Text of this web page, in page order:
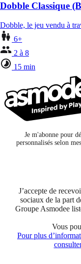
Dobble Classique
Dobble, le jeu vendu à
6+
2 à 8
15 min
Je m'abonne pour
personnalisés selon
J’accepte de
sociaux de la part
Groupe Asmodee
Vous
Pour plus